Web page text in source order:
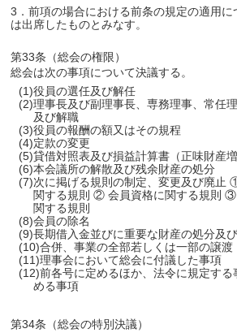
3．前項の場合における前条の規定の適用に
は出席したものとみなす。
第33条（総会の権限）
総会は次の事項について決議する。
(1)役員の選任及び解任
(2)理事長及び副理事長、専務理事、常任
及び解職
(3)役員の報酬の額又はその規程
(4)定款の変更
(5)貸借対照表及び損益計算書（正味財産
(6)本会議所の解散及び残余財産の処分
(7)次に掲げる規則の制定、変更及び廃止
関する規則 ② 会員資格に関する規則 ③
関する規則
(8)会員の除名
(9)長期借入金並びに重要な財産の処分及
(10)合併、事業の全部若しくは一部の譲渡
(11)理事会において総会に付議した事項
(12)前各号に定めるほか、法令に規定する
める事項
第34条（総会の特別決議）